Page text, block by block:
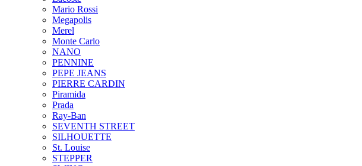
Mario Rossi
Megapolis
Merel
Monte Carlo
NANO
PENNINE
PEPE JEANS
PIERRE CARDIN
Piramida
Prada
Ray-Ban
SEVENTH STREET
SILHOUETTE
St. Louise
STEPPER